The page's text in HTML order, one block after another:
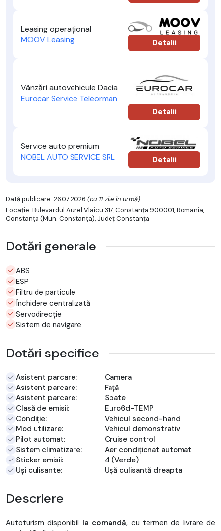
Leasing operațional
MOOV Leasing
Detalii
Vânzări autovehicule Dacia
Eurocar Service Teleorman
Detalii
Service auto premium
NOBEL AUTO SERVICE SRL
Detalii
Dată publicare: 26.07.2026 (cu 11 zile în urmă)
Locație: Bulevardul Aurel Vlaicu 317, Constanța 900001, Romania,
Constanţa (Mun. Constanţa), Județ Constanţa
Dotări generale
ABS
ESP
Filtru de particule
Închidere centralizată
Servodirecție
Sistem de navigare
Dotări specifice
Asistent parcare:
Camera
Asistent parcare:
Față
Asistent parcare:
Spate
Clasă de emisii:
Euro6d-TEMP
Condiție:
Vehicul second-hand
Mod utilizare:
Vehicul demonstrativ
Pilot automat:
Cruise control
Sistem climatizare:
Aer condiționat automat
Sticker emisii:
4 (Verde)
Uși culisante:
Ușă culisantă dreapta
Descriere
Autoturism disponibil la comandă, cu termen de livrare de